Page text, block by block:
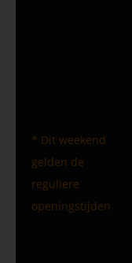
* Dit weekend
gelden de
reguliere
openingstijden